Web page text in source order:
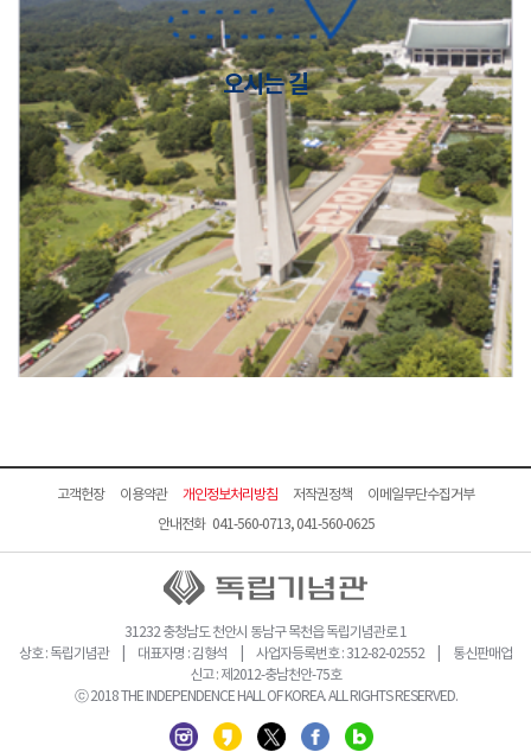
오시는 길
고객헌장 이용약관 개인정보처리방침 저작권정책
이메일무단수집거부
안내전화 041-560-0713, 041-560-0625
31232 충청남도 천안시 동남구 목천읍 독립기념관로 1
상호 : 독립기념관 | 대표자명 : 김형석 | 사업자등록번호 : 312-82-02552 | 통신판매업
신고 : 제2012-충남천안-75호
ⓒ 2018 THE INDEPENDENCE HALL OF KOREA. ALL RIGHTS RESERVED.